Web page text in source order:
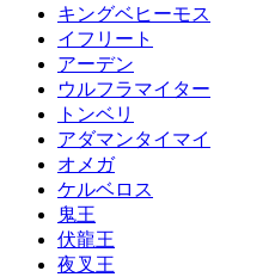
キングベヒーモス
イフリート
アーデン
ウルフラマイター
トンベリ
アダマンタイマイ
オメガ
ケルベロス
鬼王
伏龍王
夜叉王